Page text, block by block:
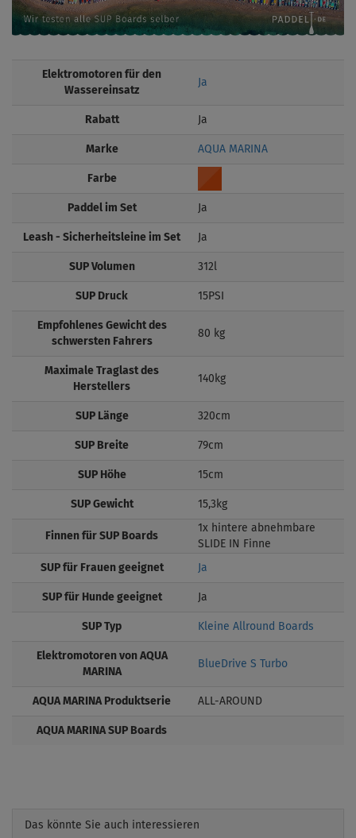
Elektromotoren für den
Wassereinsatz
Ja
Rabatt Ja
Marke AQUA MARINA
Farbe
Paddel im Set Ja
Leash - Sicherheitsleine im Set Ja
SUP Volumen 312l
SUP Druck 15PSI
Empfohlenes Gewicht des
schwersten Fahrers
80 kg
Maximale Traglast des
Herstellers
140kg
SUP Länge 320cm
SUP Breite 79cm
SUP Höhe 15cm
SUP Gewicht 15,3kg
Finnen für SUP Boards
1x hintere abnehmbare
SLIDE IN Finne
SUP für Frauen geeignet Ja
SUP für Hunde geeignet Ja
SUP Typ Kleine Allround Boards
Elektromotoren von AQUA
MARINA
BlueDrive S Turbo
AQUA MARINA Produktserie ALL-AROUND
AQUA MARINA SUP Boards
Das könnte Sie auch interessieren